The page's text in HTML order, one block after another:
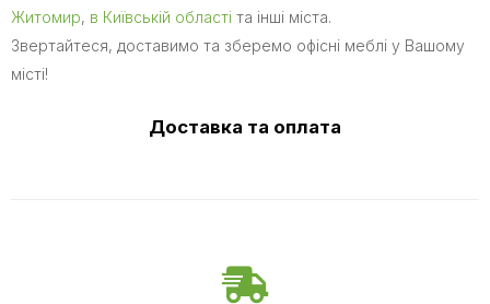
Житомир, в Київській області та інші міста.
Звертайтеся, доставимо та зберемо офісні меблі у Вашому
місті!
Доставка та оплата